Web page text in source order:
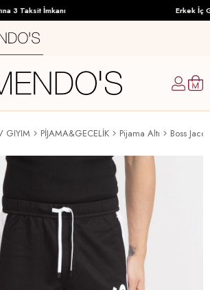
3 Taksit İmkanı Erkek İç
GIYIM PİJAMA&GECELİK Pijama Altı Boss